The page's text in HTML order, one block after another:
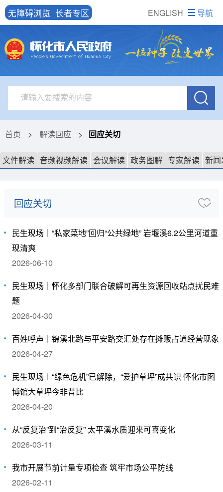
ENGLISH
无障碍浏览 长者专区 导航
首页 > 解读回应 > 回应关切
文件解读 音频视频解读 会议解读 政务图解 专家解读 新
回应关切
民生现场｜“私家菜地”回归“公共绿地”​ 岩堰溪6.2公里河道重
现清爽
2026-06-10
民生现场｜怀化多部门联合破解可再生资源回收站点扰民难
题
2026-04-30
百姓呼声｜锦溪北路与平安路交汇处存在摊贩占道经营现象
2026-04-27
民生现场︱“绿色危机”已解除，“爱护草坪”成共识 怀化市图
博馆大草坪今非昔比
2026-04-20
​从“反复治”到“治反复” 太平溪水质迎来可喜变化
2026-03-11
我市开展节前计量专项检查 筑牢市场公平防线
2026-02-11